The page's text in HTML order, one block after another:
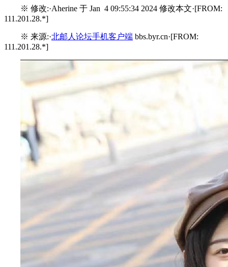
※ 修改:·Aherine 于 Jan 4 09:55:34 2024 修改本文·[FROM:
111.201.28.*]
※ 来源:·北邮人论坛手机客户端 bbs.byr.cn·[FROM:
111.201.28.*]